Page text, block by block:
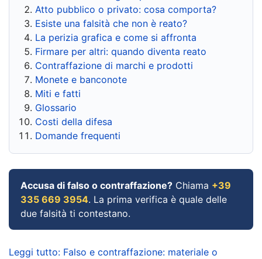
Atto pubblico o privato: cosa comporta?
Esiste una falsità che non è reato?
La perizia grafica e come si affronta
Firmare per altri: quando diventa reato
Contraffazione di marchi e prodotti
Monete e banconote
Miti e fatti
Glossario
Costi della difesa
Domande frequenti
Accusa di falso o contraffazione? Chiama +39
335 669 3954. La prima verifica è quale delle
due falsità ti contestano.
Leggi tutto: Falso e contraffazione: materiale o